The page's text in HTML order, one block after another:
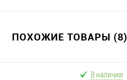
ПОХОЖИЕ ТОВАРЫ (8)
В наличии